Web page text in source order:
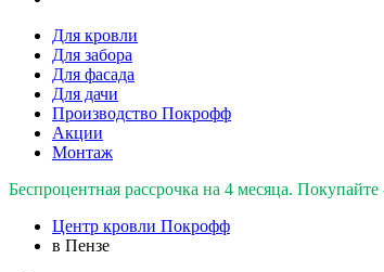
Для кровли
Для забора
Для фасада
Для дачи
Производство Покрофф
Акции
Монтаж
Беспроцентная рассрочка на 4 месяца.
Центр кровли Покрофф
в Пензе